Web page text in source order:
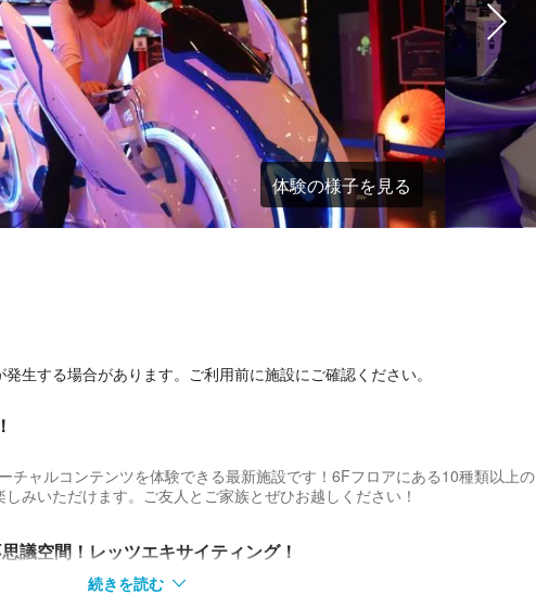
体験の様子を見る
生する場合があります。ご利用前に施設にご確認ください。
チャルコンテンツを体験できる最新施設です！6Fフロアにある10種類以上の
みいただけます。ご友人とご家族とぜひお越しください！
議空間！レッツエキサイティング！
続きを読む